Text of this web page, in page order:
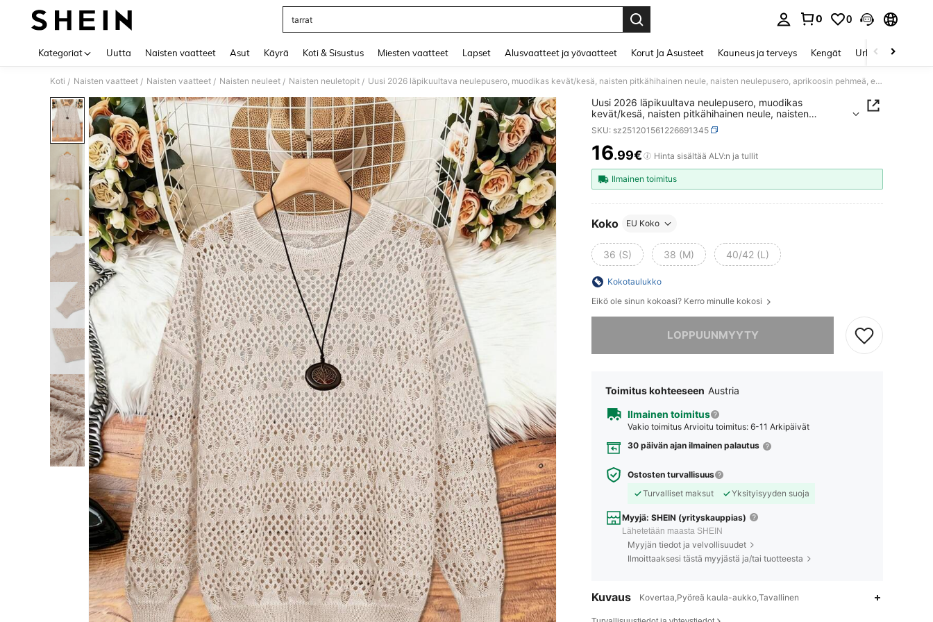
tarrat
0 0
Kategoriat Uutta Naisten vaatteet Asut Käyrä Koti & Sisustus Miesten vaatteet Lapset Alusvaatteet ja yövaatteet Korut Ja Asusteet Kauneus ja terveys Kengät Urheilu & Ulkoilu
Koti / Naisten vaatteet / Naisten vaatteet / Naisten neuleet / Naisten neuletopit / Uusi 2026 läpikuultava neulepusero, muodikas kevät/kesä, naisten pitkähihainen neule, naisten neulepusero, aprikoosin pehmeä, esteettinen ja monipuolinen kirjallinen ontto pitkähihainen neuletoppi, pyöreä kaula-aukko ja retro-taiteellinen printtineule
Uusi 2026 läpikuultava neulepusero, muodikas
kevät/kesä, naisten pitkähihainen neule, naisten
neulepusero, aprikoosin pehmeä, esteettinen ja
monipuolinen kirjallinen ontto pitkähihainen neuletoppi,
pyöreä kaula-aukko ja retro-taiteellinen printtineule
SKU: sz251201561226691345
PRICE AND AVAILABILITY
16.99€ Hinta sisältää ALV:n ja tullit
Ilmainen toimitus
Koko EU Koko
36 (S) 38 (M) 40/42 (L)
Kokotaulukko
Eikö ole sinun kokoasi? Kerro minulle kokosi
LOPPUUNMYYTY
Valitettavasti tuote on loppuunmyyty
Toimitus kohteeseen Austria
Ilmainen toimitus
Vakio toimitus Arvioitu toimitus: 6-11 Arkipäivät
30 päivän ajan ilmainen palautus
Ostosten turvallisuus
Turvalliset maksut
Yksityisyyden suoja
Myyjä: SHEIN (yrityskauppias)
Lähetetään maasta SHEIN
Myyjän tiedot ja velvollisuudet
Ilmoittaaksesi tästä myyjästä ja/tai tuotteesta
Kuvaus Kovertaa,Pyöreä kaula-aukko,Tavallinen